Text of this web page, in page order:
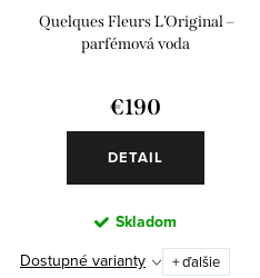
Quelques Fleurs L'Original –
parfémová voda
€190
DETAIL
Skladom
Dostupné varianty
+ ďalšie